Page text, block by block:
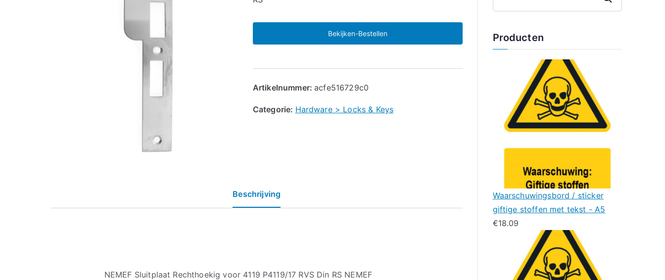
Bekijken-Bestellen
Artikelnummer:acfe516729c0
Categorie: Hardware > Locks & Keys
Beschrijving
NEMEF Sluitplaat Rechthoekig voor 4119 P4119/17 RVS Din RS NEMEF
Producten
Waarschuwingsbord / sticker
giftige stoffen met tekst - A5
€18.09